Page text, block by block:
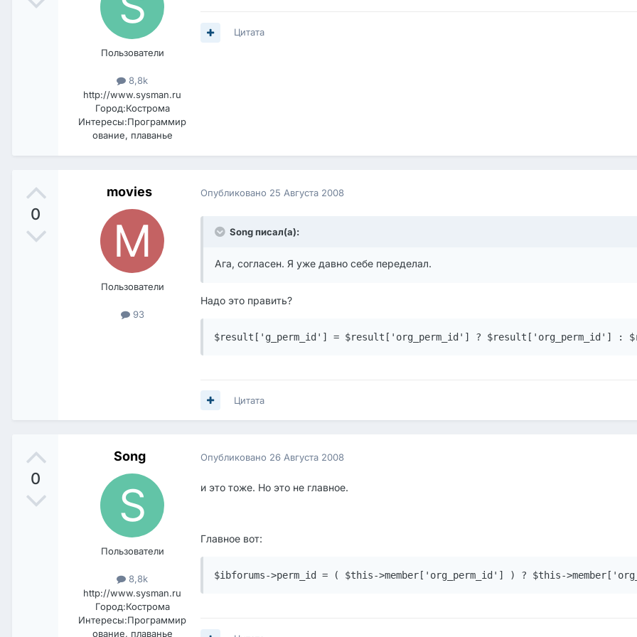
Пользователи
8,8k
http://www.sysman.ru
Город:Кострома
Интересы:Программир
ование, плаванье
Цитата
0
movies
Пользователи
93
Опубликовано 25 Августа 2008
Song писал(а):
Ага, согласен. Я уже давно себе переделал.
Надо это править?
$result['g_perm_id'] = $result['org_perm_id'] ? $result['org_perm_id'] :
Цитата
0
Song
Пользователи
8,8k
http://www.sysman.ru
Город:Кострома
Интересы:Программир
ование, плаванье
Опубликовано 26 Августа 2008
и это тоже. Но это не главное.
Главное вот:
$ibforums->perm_id = ( $this->member['org_perm_id'] ) ? $this-